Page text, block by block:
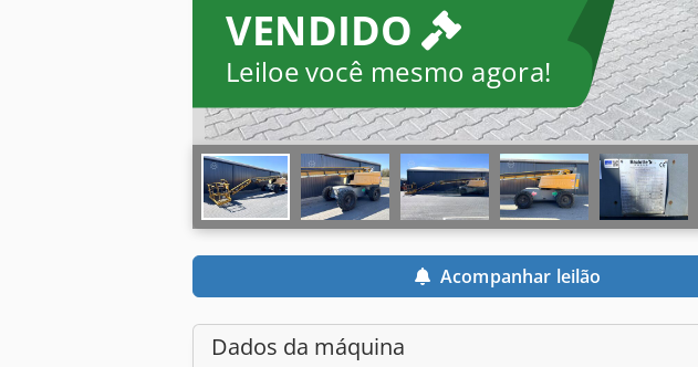
VENDIDO
Leiloe você mesmo agora!
Acompanhar leilão
Dados da máquina